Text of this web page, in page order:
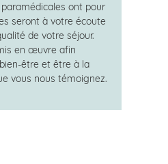
ont pour
seront à votre écoute
de votre séjour.
en œuvre afin
être et être à la
vous nous témoignez.